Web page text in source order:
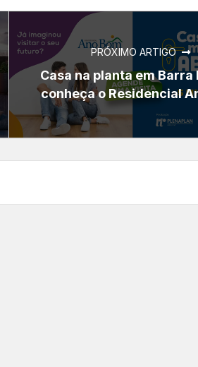
PRÓXIMO ARTIGO
Casa na planta em Barra
conheça o Residencial